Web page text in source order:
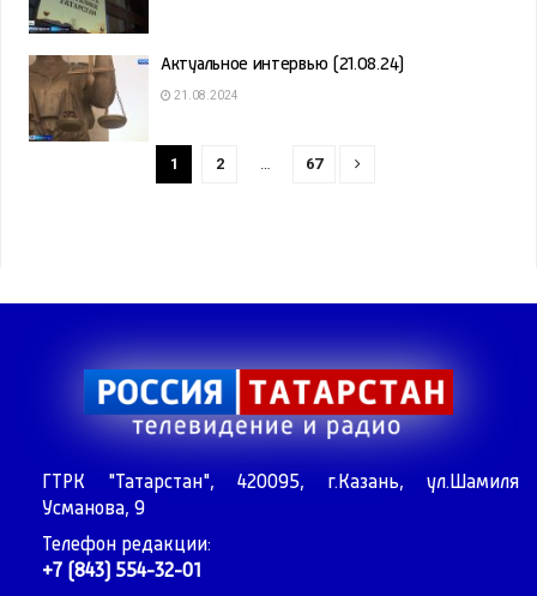
Актуальное интервью (21.08.24)
21.08.2024
1 2 67
ГТРК "Татарстан", 420095, г.Казань, ул.Шамиля
Усманова, 9
Телефон редакции:
+7 (843) 554-32-01